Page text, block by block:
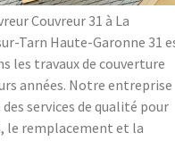
Couvreur 31 à La
Tarn Haute-Garonne 31
les travaux de couverture
années. Notre entreprise
services de qualité pour
remplacement et la